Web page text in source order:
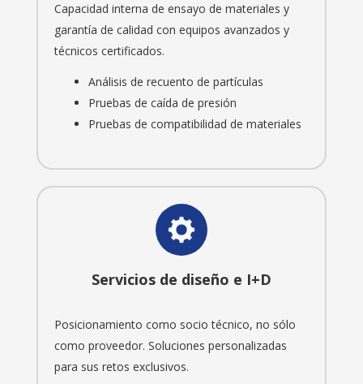
Capacidad interna de ensayo de materiales y
garantía de calidad con equipos avanzados y
técnicos certificados.
Análisis de recuento de partículas
Pruebas de caída de presión
Pruebas de compatibilidad de materiales
Servicios de diseño e I+D
Posicionamiento como socio técnico, no sólo
como proveedor. Soluciones personalizadas
para sus retos exclusivos.